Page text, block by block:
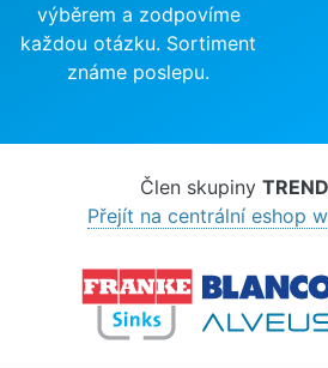
výběrem a zodpovíme
každou otázku. Sortiment
známe poslepu.
Člen skupiny
Přejít na centrální eshop